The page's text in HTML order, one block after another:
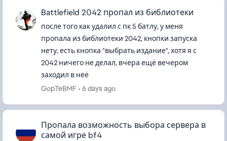
Battlefield 2042 пропал из библиотеки
после того как удалил с пк 5 батлу, у меня
пропала из библиотеки 2042, кнопки запуска
нету, есть кнопка "выбрать издание", хотя я с
2042 ничего не делал, вчера ещё вечером
заходил в неё
GopTeBMF
6 days ago
Пропала возможность выбора сервера в
самой игре bf4